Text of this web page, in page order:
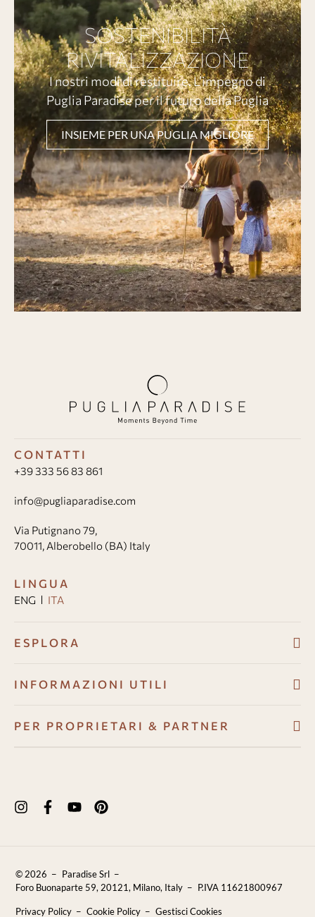
SOSTENIBILITÀ
RIVITALIZZAZIONE
I nostri modi di restituire. L’impegno di
Puglia Paradise per il futuro della Puglia
INSIEME PER UNA PUGLIA MIGLIORE
CONTATTI
+39 333 56 83 861
info@pugliaparadise.com
Via Putignano 79,
70011, Alberobello (BA) Italy
LINGUA
ENG ITA
ESPLORA
Ville
Recensioni
INFORMAZIONI UTILI
Condizioni di prenotazione
Pagamenti
Contattaci
PER PROPRIETARI & PARTNER
© 2026
Paradise Srl
Foro Buonaparte 59, 20121, Milano, Italy
P.IVA 11621800967
Privacy Policy Cookie Policy Gestisci Cookies